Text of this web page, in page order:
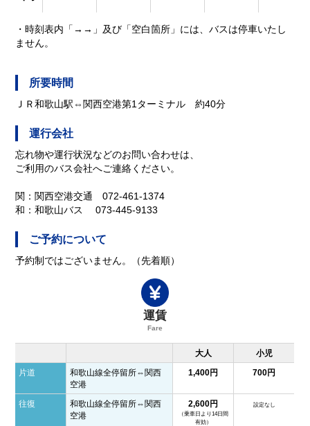
・時刻表内「→→」及び「空白箇所」には、バスは停車いたし
ません。
所要時間
ＪＲ和歌山駅⇔関西空港第1ターミナル 約40分
運行会社
忘れ物や運行状況などのお問い合わせは、
ご利用のバス会社へご連絡ください。
関：関西空港交通 072-461-1374
和：和歌山バス 073-445-9133
ご予約について
予約制ではございません。（先着順）
運賃
Fare
大人 小児
片道
和歌山線全停留所⇔関西
空港
1,400円 700円
往復
和歌山線全停留所⇔関西
空港
2,600円
（乗車日より14日間
有効）
設定なし